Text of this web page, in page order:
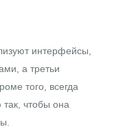
интерфейсы,
а третьи
того, всегда
чтобы она